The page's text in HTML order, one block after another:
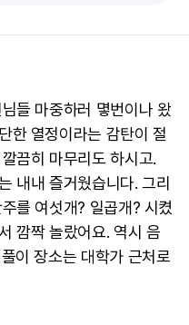
들 마중하러 몋번이나 왔
한 열정이라는 감탄이 절
끔히 마무리도 하시고.
내내 즐거웠습니다. 그리
를 여섯개? 일곱개? 시켰
깜짝 놀랐어요. 역시 음
이 장소는 대학가 근처로